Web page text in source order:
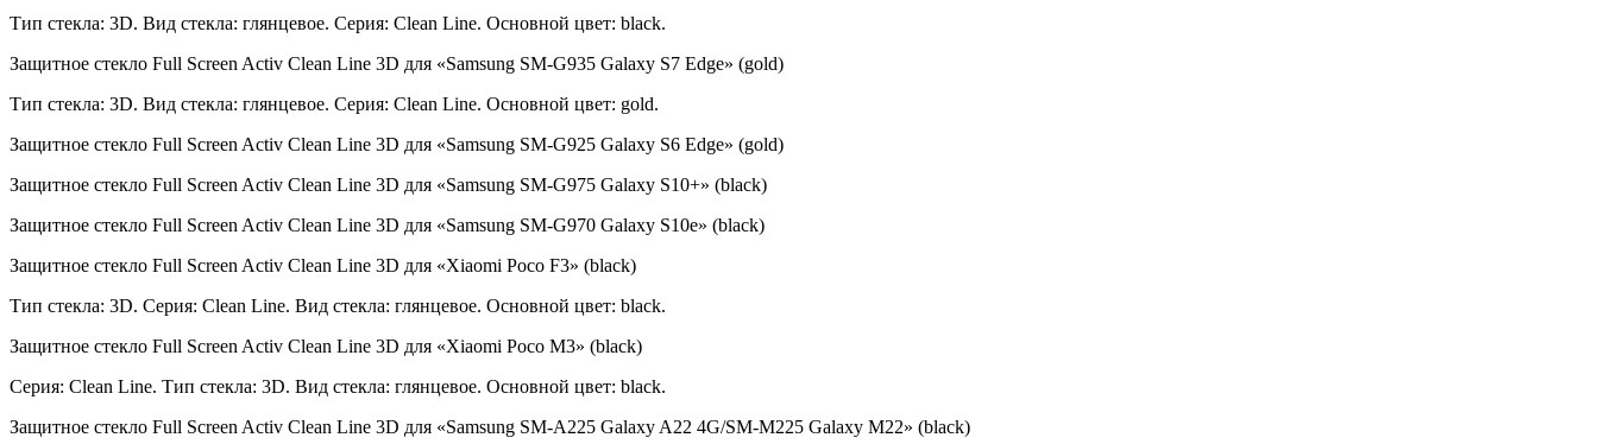
Тип стекла: 3D. Вид стекла: глянцевое. Серия: Clean Line. Основной цвет: black.
Защитное стекло Full Screen Activ Clean Line 3D для «Samsung SM-G935 Galaxy S7 Edge» (gold)
Тип стекла: 3D. Вид стекла: глянцевое. Серия: Clean Line. Основной цвет: gold.
Защитное стекло Full Screen Activ Clean Line 3D для «Samsung SM-G925 Galaxy S6 Edge» (gold)
Защитное стекло Full Screen Activ Clean Line 3D для «Samsung SM-G975 Galaxy S10+» (black)
Защитное стекло Full Screen Activ Clean Line 3D для «Samsung SM-G970 Galaxy S10e» (black)
Защитное стекло Full Screen Activ Clean Line 3D для «Xiaomi Poco F3» (black)
Тип стекла: 3D. Серия: Clean Line. Вид стекла: глянцевое. Основной цвет: black.
Защитное стекло Full Screen Activ Clean Line 3D для «Xiaomi Poco M3» (black)
Серия: Clean Line. Тип стекла: 3D. Вид стекла: глянцевое. Основной цвет: black.
Защитное стекло Full Screen Activ Clean Line 3D для «Samsung SM-A225 Galaxy A22 4G/SM-M225 Galaxy M22» (black)